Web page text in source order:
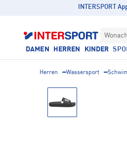
INTERSPORT
DAMEN HERREN KINDER
Herren Wassersport